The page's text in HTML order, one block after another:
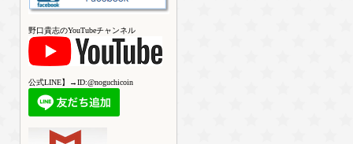
野口貴志のYouTubeチャンネル
公式LINE】→ID:@noguchicoin